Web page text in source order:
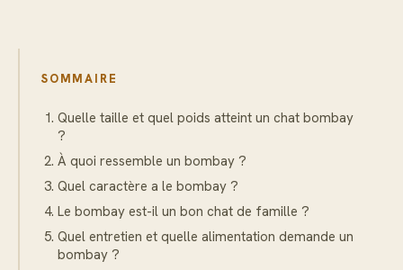
SOMMAIRE
Quelle taille et quel poids atteint un chat bombay
?
À quoi ressemble un bombay ?
Quel caractère a le bombay ?
Le bombay est-il un bon chat de famille ?
Quel entretien et quelle alimentation demande un
bombay ?